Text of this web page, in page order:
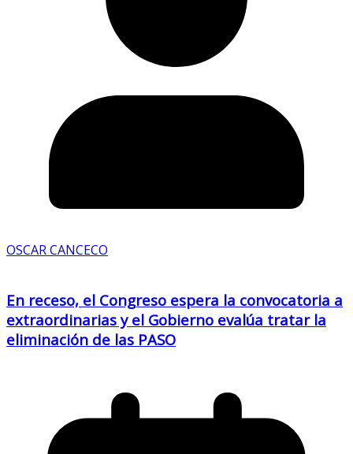
OSCAR CANCECO
En receso, el Congreso espera la convocatoria a
extraordinarias y el Gobierno evalúa tratar la
eliminación de las PASO